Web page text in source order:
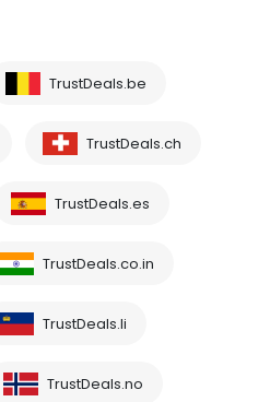
TrustDeals.be
TrustDeals.ch
TrustDeals.es
TrustDeals.co.in
TrustDeals.li
TrustDeals.no